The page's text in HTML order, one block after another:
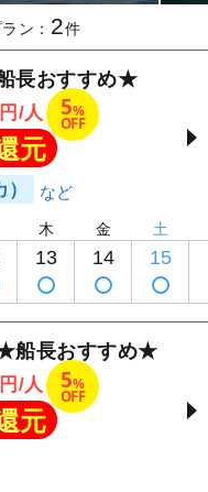
ン： 2件
長おすすめ★
円/人 5%
OFF
元
木
13
金
14
土
15
船長おすすめ★
円/人 5%
OFF
元